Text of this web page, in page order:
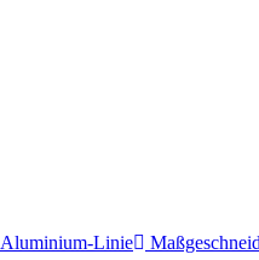
Aluminium-Linie